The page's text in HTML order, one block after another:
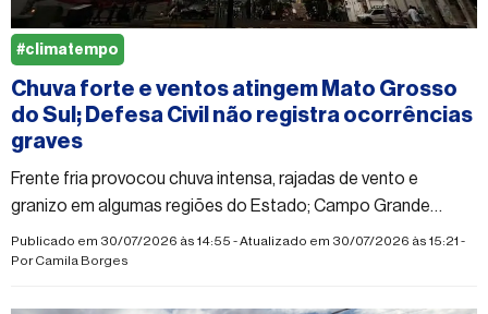
Chuva forte e ventos atingem Mato Grosso
do Sul; Defesa Civil não registra ocorrências
graves
Frente fria provocou chuva intensa, rajadas de vento e
granizo em algumas regiões do Estado; Campo Grande
registrou mais de 60 milímetros de chuva
Publicado em 30/07/2026 às 14:55 - Atualizado em 30/07/2026 às 15:21 -
PorCamila Borges
#climatempo